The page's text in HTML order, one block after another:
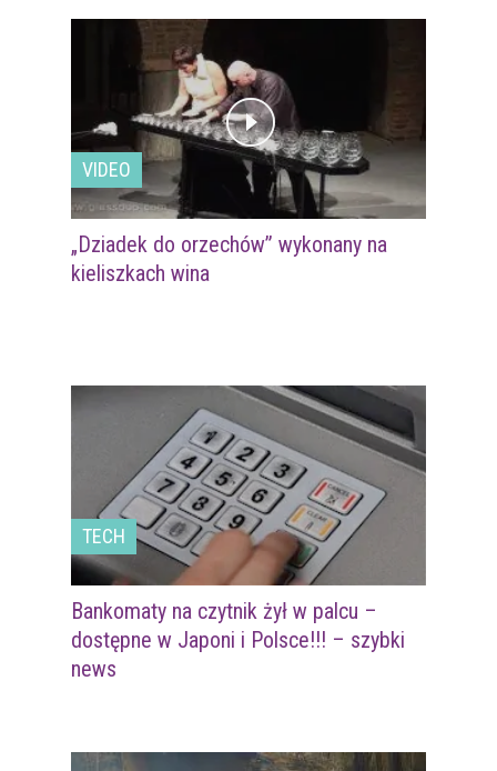
VIDEO
„Dziadek do orzechów” wykonany na
kieliszkach wina
TECH
Bankomaty na czytnik żył w palcu –
dostępne w Japoni i Polsce!!! – szybki
news